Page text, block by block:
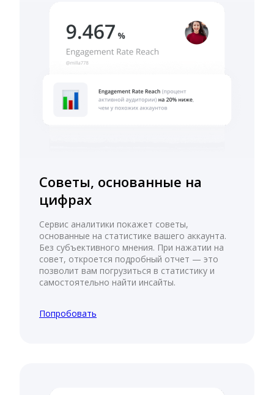
Советы, основанные на
цифрах
Сервис аналитики покажет советы,
основанные на статистике вашего аккаунта.
Без субъективного мнения. При нажатии на
совет, откроется подробный отчет — это
позволит вам погрузиться в статистику и
самостоятельно найти инсайты.
Попробовать